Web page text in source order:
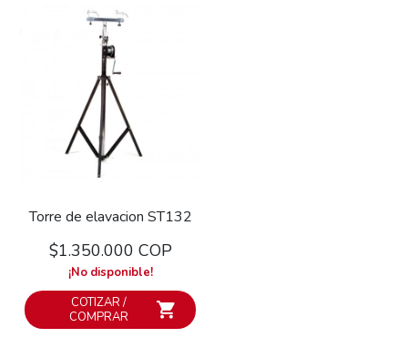
Torre de elavacion ST132
$1.350.000 COP
¡No disponible!
COTIZAR /
COMPRAR